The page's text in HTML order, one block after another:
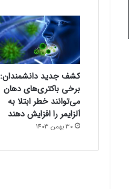
کشف جدید دانشمندان:
برخی باکتری‌های دهان
می‌توانند خطر ابتلا به
آلزایمر را افزایش دهند
30 بهمن 1403